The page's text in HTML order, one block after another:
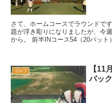
さて、ホームコースでラウンドです。 前週の月例ではショッ
題が浮き彫りになりましたが、今週もまた・
から。 前半INコース54（20パット）、後半OUTコース51（20パッ
ゴルフ
【11
バッ